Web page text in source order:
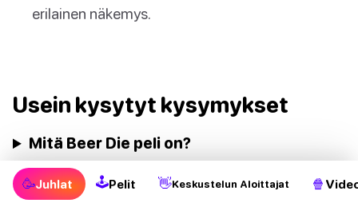
erilainen näkemys.
Usein kysytyt kysymykset
Mitä Beer Die peli on?
Miten Beer Die pelataan?
🥳Juhlat 🕹Pelit 👋Keskustelun Aloittajat 🍿